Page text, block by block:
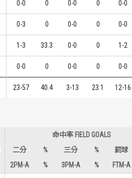
0-0 0 0-0 0 0-0
0-3 0 0-0 0 0-0
1-3 33.3 0-0 0 1-2
0-0 0 0-0 0 0-0
23-57 40.4 3-13 23.1 12-16
命中率 FIELD GOALS
二分 % 三分 %
罰球
2PM-A % 3PM-A % FTM-A